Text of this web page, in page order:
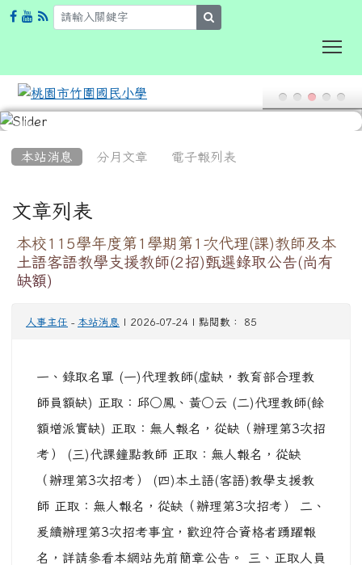
本站消息
文章列表
土語客語教學支援教師(2招)甄選錄取公告(尚有
人事主任-本站消息 | 2026-07-24 | 點閱數： 85
一、錄取名單 (一)代理教師(虛缺，教育部合理教
師員額缺) 正取：邱○鳳、黃○云 (二)代理教師(餘
額增派實缺) 正取：無人報名，從缺（辦理第3次招
考） (三)代課鐘點教師 正取：無人報名，從缺
（辦理第3次招考） (四)本土語(客語)教學支援教